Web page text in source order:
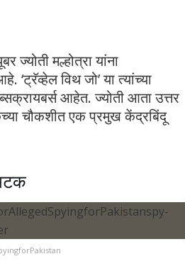
ज्योती मल्होत्रा यांना
‘ट्रॅव्हेल विथ जो’ या त्यांच्या
आहेत. ज्योती आता उत्तर
चौकशीत एक प्रमुख केंद्रबिंदू